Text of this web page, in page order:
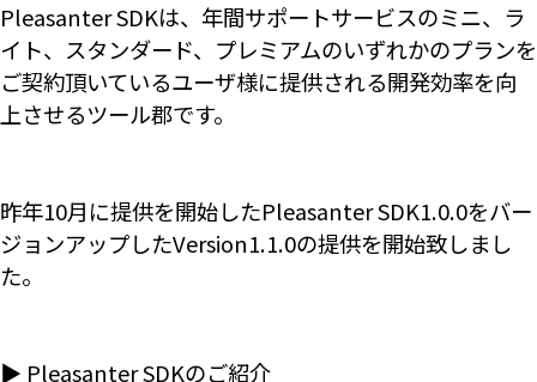
Pleasanter SDKは、年間サポートサービスのミニ、ラ
イト、スタンダード、プレミアムのいずれかのプランを
ご契約頂いているユーザ様に提供される開発効率を向
上させるツール郡です。
昨年10月に提供を開始したPleasanter SDK1.0.0をバー
ジョンアップしたVersion1.1.0の提供を開始致しまし
た。
▶ Pleasanter SDKのご紹介